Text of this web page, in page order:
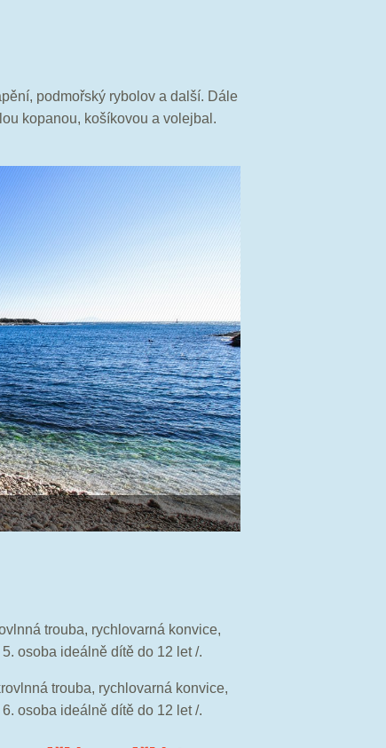
podmořský rybolov a další. Dále
kopanou, košíkovou a volejbal.
trouba, rychlovarná konvice,
osoba ideálně dítě do 12 let /.
trouba, rychlovarná konvice,
osoba ideálně dítě do 12 let /.